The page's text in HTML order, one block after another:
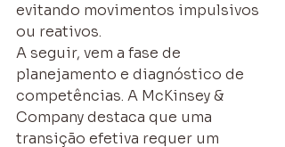
evitando movimentos impulsivos
ou reativos.
A seguir, vem a fase de
planejamento e diagnóstico de
competências. A McKinsey &
Company destaca que uma
transição efetiva requer um